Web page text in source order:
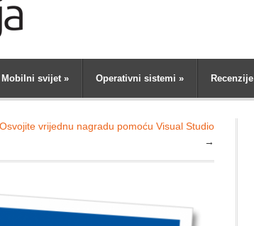
Mobilni svijet» Operativni sistemi » Recenzije
Osvojite vrijednu nagradu pomoću Visual Studio
→